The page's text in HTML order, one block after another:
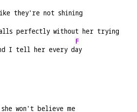
they're not shining
perfectly without her trying
I tell her every d
F
ay
won't believe me